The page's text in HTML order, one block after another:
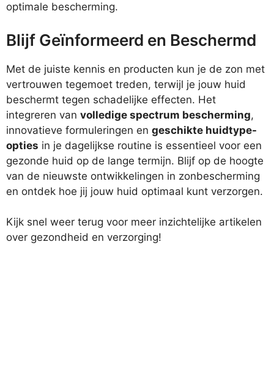
optimale bescherming.
Blijf Geïnformeerd en Beschermd
Met de juiste kennis en producten kun je de zon met
vertrouwen tegemoet treden, terwijl je jouw huid
beschermt tegen schadelijke effecten. Het
integreren van volledige spectrum bescherming,
innovatieve formuleringen en geschikte huidtype-
opties in je dagelijkse routine is essentieel voor een
gezonde huid op de lange termijn. Blijf op de hoogte
van de nieuwste ontwikkelingen in zonbescherming
en ontdek hoe jij jouw huid optimaal kunt verzorgen.
Kijk snel weer terug voor meer inzichtelijke artikelen
over gezondheid en verzorging!